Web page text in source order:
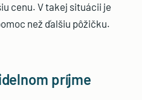
cenu. V takej situácii je
než ďalšiu pôžičku.
príjme